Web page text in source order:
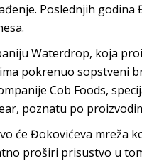
Poslednjih
Waterdrop, koja
pokrenuo sopstveni
Cob Foods,
poznatu po
će Đokovićeva mreža
proširi prisustvo u